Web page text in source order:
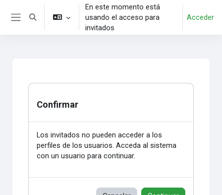
Salta al contenido principal
Selector de búsqueda de entrada
En este momento está
usando el acceso para
invitados
Acceder
Confirmar
Los invitados no pueden acceder a los
perfiles de los usuarios. Acceda al sistema
con un usuario para continuar.